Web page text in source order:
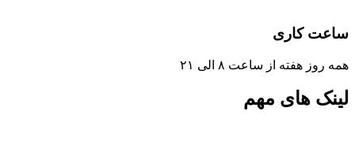
ساعت کاری
همه روز هفته از ساعت ٨ الی ۲۱
لینک های مهم